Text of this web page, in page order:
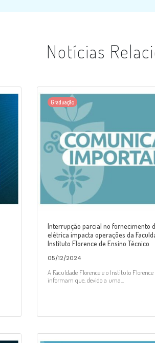
Notícias
Graduação
Interrupção parcial no fornecimento
elétrica impacta operações da
Instituto Florence de Ensino Técnico
05/12/2024
A Faculdade Florence e o Instituto Florence
informam que, devido a uma...